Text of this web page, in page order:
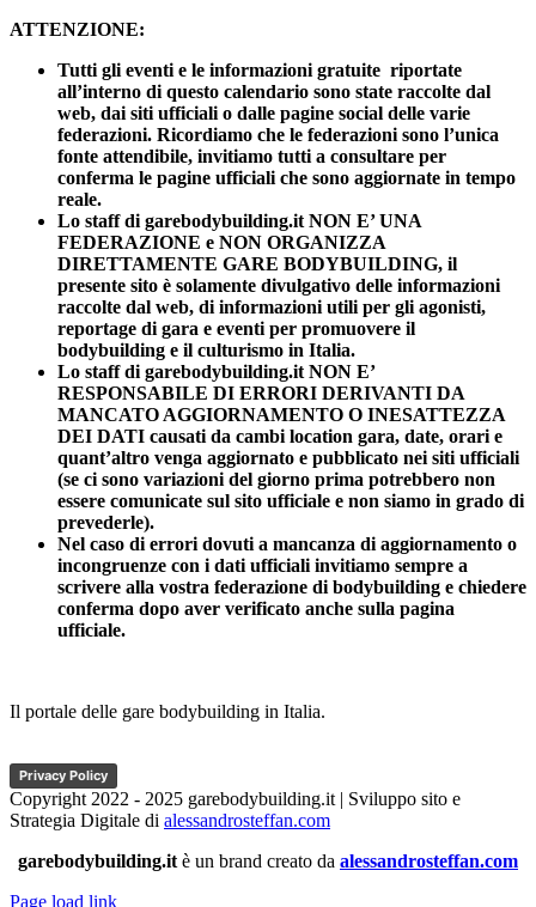
ATTENZIONE:
Tutti gli eventi e le informazioni gratuite riportate
all’interno di questo calendario sono state raccolte dal
web, dai siti ufficiali o dalle pagine social delle varie
federazioni. Ricordiamo che le federazioni sono l’unica
fonte attendibile, invitiamo tutti a consultare per
conferma le pagine ufficiali che sono aggiornate in tempo
reale.
Lo staff di garebodybuilding.it NON E’ UNA
FEDERAZIONE e NON ORGANIZZA
DIRETTAMENTE GARE BODYBUILDING, il
presente sito è solamente divulgativo delle informazioni
raccolte dal web, di informazioni utili per gli agonisti,
reportage di gara e eventi per promuovere il
bodybuilding e il culturismo in Italia.
Lo staff di garebodybuilding.it NON E’
RESPONSABILE DI ERRORI DERIVANTI DA
MANCATO AGGIORNAMENTO O INESATTEZZA
DEI DATI causati da cambi location gara, date, orari e
quant’altro venga aggiornato e pubblicato nei siti ufficiali
(se ci sono variazioni del giorno prima potrebbero non
essere comunicate sul sito ufficiale e non siamo in grado di
prevederle).
Nel caso di errori dovuti a mancanza di aggiornamento o
incongruenze con i dati ufficiali invitiamo sempre a
scrivere alla vostra federazione di bodybuilding e chiedere
conferma dopo aver verificato anche sulla pagina
ufficiale.
Il portale delle gare bodybuilding in Italia.
Privacy Policy
Copyright 2022 - 2025 garebodybuilding.it | Sviluppo sito e
Strategia Digitale di alessandrosteffan.com
garebodybuilding.it è un brand creato da alessandrosteffan.com
Page load link